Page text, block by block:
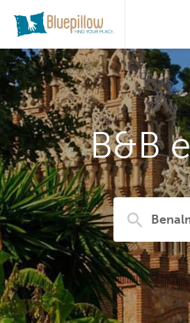
B&B